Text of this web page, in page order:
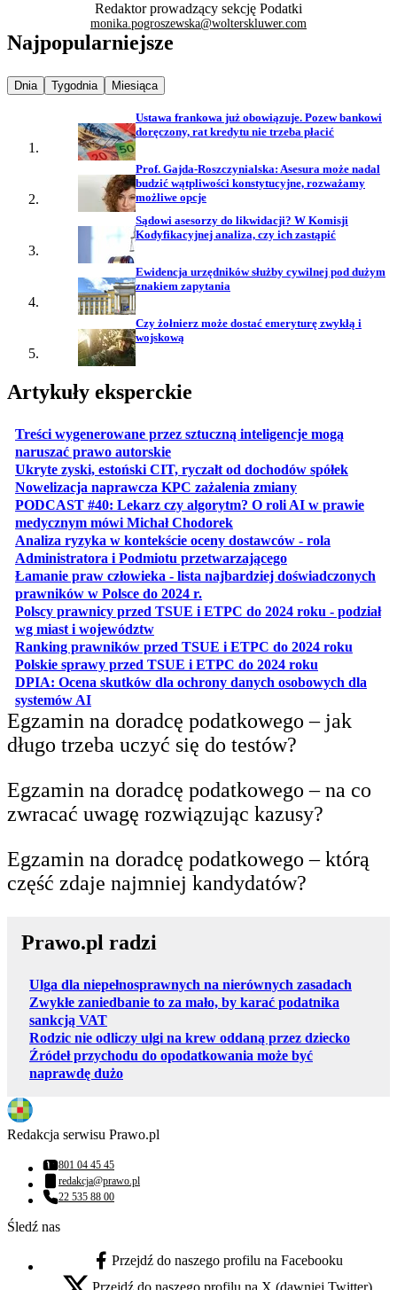
Redaktor prowadzący sekcję Podatki
monika.pogroszewska@wolterskluwer.com
Najpopularniejsze
Najpopularniejsze wiadomości z
Dnia Najpopularniejsze wiadomości z
Tygodnia Najpopularniejsze wiadomości z
Miesiąca
Ustawa frankowa już obowiązuje. Pozew bankowi
doręczony, rat kredytu nie trzeba płacić
Prof. Gajda-Roszczynialska: Asesura może nadal
budzić wątpliwości konstytucyjne, rozważamy
możliwe opcje
Sądowi asesorzy do likwidacji? W Komisji
Kodyfikacyjnej analiza, czy ich zastąpić
Ewidencja urzędników służby cywilnej pod dużym
znakiem zapytania
Czy żołnierz może dostać emeryturę zwykłą i
wojskową
Artykuły eksperckie
Treści wygenerowane przez sztuczną inteligencje mogą
naruszać prawo autorskieotwiera się w nowej karcie
Ukryte zyski, estoński CIT, ryczałt od dochodów spółekotwiera
Nowelizacja naprawcza KPC zażalenia zmianyotwiera się w
PODCAST #40: Lekarz czy algorytm? O roli AI w prawie
medycznym mówi Michał Chodorekotwiera się w nowej karcie
Analiza ryzyka w kontekście oceny dostawców - rola
Administratora i Podmiotu przetwarzającegootwiera się w
Łamanie praw człowieka - lista najbardziej doświadczonych
prawników w Polsce do 2024 r.
Polscy prawnicy przed TSUE i ETPC do 2024 roku - podział
wg miast i województwotwiera się w nowej karcie
Ranking prawników przed TSUE i ETPC do 2024 roku
Polskie sprawy przed TSUE i ETPC do 2024 roku
DPIA: Ocena skutków dla ochrony danych osobowych dla
systemów AIotwiera się w nowej karcie
Egzamin na doradcę podatkowego – jak
długo trzeba uczyć się do testów?
Egzamin na doradcę podatkowego – na co
zwracać uwagę rozwiązując kazusy?
Egzamin na doradcę podatkowego – którą
część zdaje najmniej kandydatów?
Prawo.pl radzi
Ulga dla niepełnosprawnych na nierównych zasadach
Zwykłe zaniedbanie to za mało, by karać podatnika
sankcją VAT
Rodzic nie odliczy ulgi na krew oddaną przez dziecko
Źródeł przychodu do opodatkowania może być
naprawdę dużo
Redakcja serwisu Prawo.pl
Numer telefonu:
801 04 45 45
Adres email:
redakcja@prawo.pl
Numer telefonu:
22 535 88 00
Śledź nas
facebook - otwiera się w nowej karcie
Przejdź do naszego profilu na Facebooku
Przejdź do naszego profilu na X (dawniej Twitter)